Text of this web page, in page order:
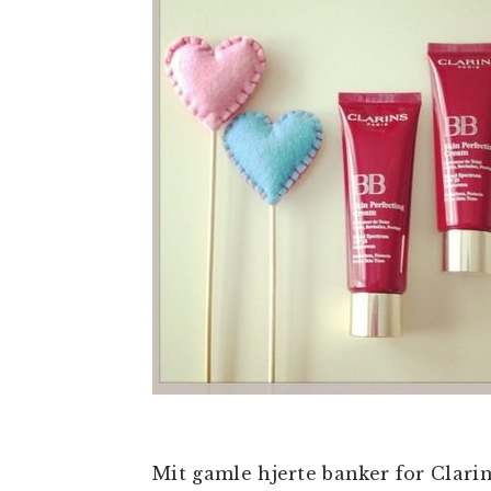
Mit gamle hjerte banker for